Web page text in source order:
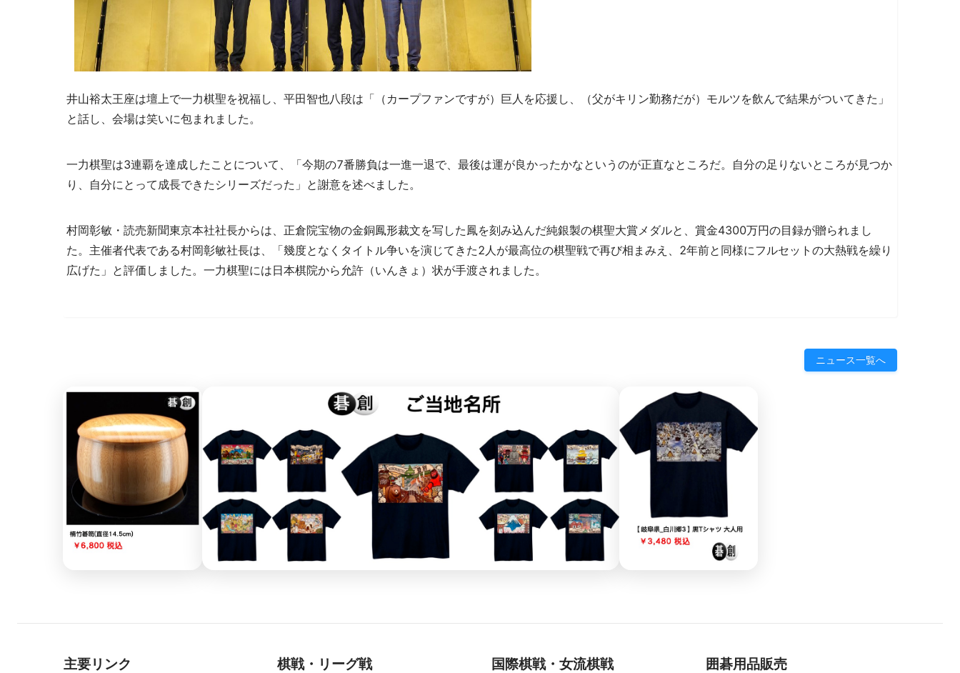
井山裕太王座は壇上で一力棋聖を祝福し、平田智也八段は「（カープファンですが）巨人を応援し、（父がキリン勤務だが）モルツを飲んで結果がついてきた」
と話し、会場は笑いに包まれました。
一力棋聖は3連覇を達成したことについて、「今期の7番勝負は一進一退で、最後は運が良かったかなというのが正直なところだ。自分の足りないところが見つか
り、自分にとって成長できたシリーズだった」と謝意を述べました。
村岡彰敏・読売新聞東京本社社長からは、正倉院宝物の金銅鳳形裁文を写した鳳を刻み込んだ純銀製の棋聖大賞メダルと、賞金4300万円の目録が贈られまし
た。主催者代表である村岡彰敏社長は、「幾度となくタイトル争いを演じてきた2人が最高位の棋聖戦で再び相まみえ、2年前と同様にフルセットの大熱戦を繰り
広げた」と評価しました。一力棋聖には日本棋院から允許（いんきょ）状が手渡されました。
ニュース一覧へ
主要リンク 棋戦・リーグ戦 国際棋戦・女流棋戦 囲碁用品販売